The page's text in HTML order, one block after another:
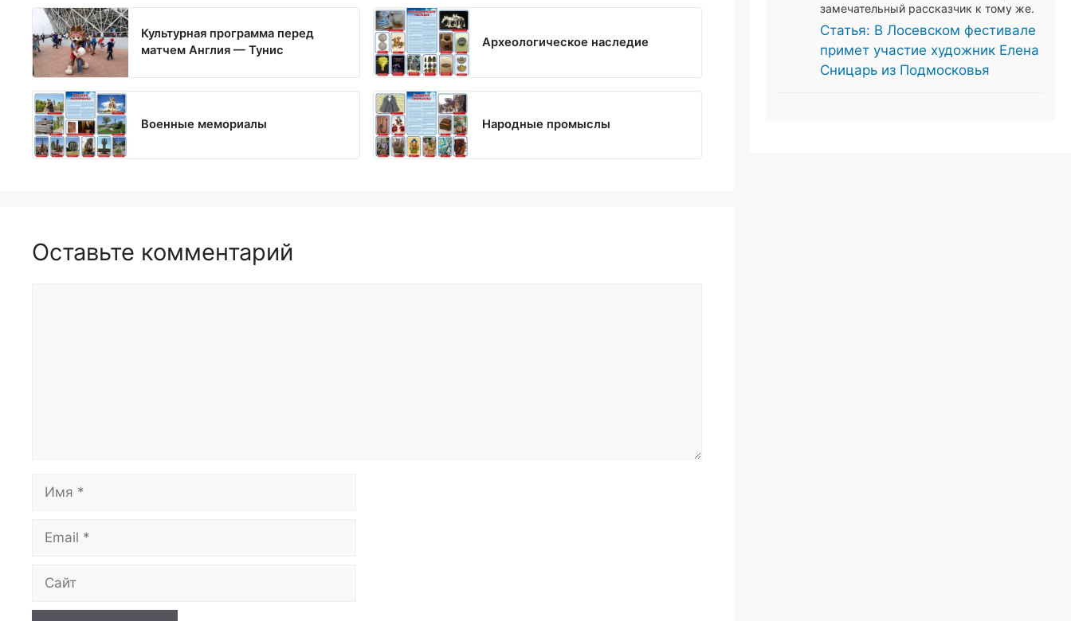
Культурная программа перед
матчем Англия — Тунис
Археологическое наследие
Военные мемориалы Народные промыслы
Оставьте комментарий
Имя
Email
Сайт
замечательный рассказчик к тому же.
Статья: В Лосевском фестивале
примет участие художник Елена
Сницарь из Подмосковья